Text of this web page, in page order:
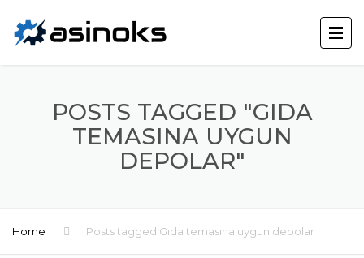
POSTS TAGGED "GIDA
TEMASINA UYGUN
DEPOLAR"
Home Posts tagged Gıda temasına uygun depolar